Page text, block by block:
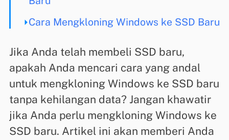
Cara Mengkloning Windows ke SSD Baru
Jika Anda telah membeli SSD baru,
apakah Anda mencari cara yang andal
untuk mengkloning Windows ke SSD baru
tanpa kehilangan data? Jangan khawatir
jika Anda perlu mengkloning Windows ke
SSD baru. Artikel ini akan memberi Anda